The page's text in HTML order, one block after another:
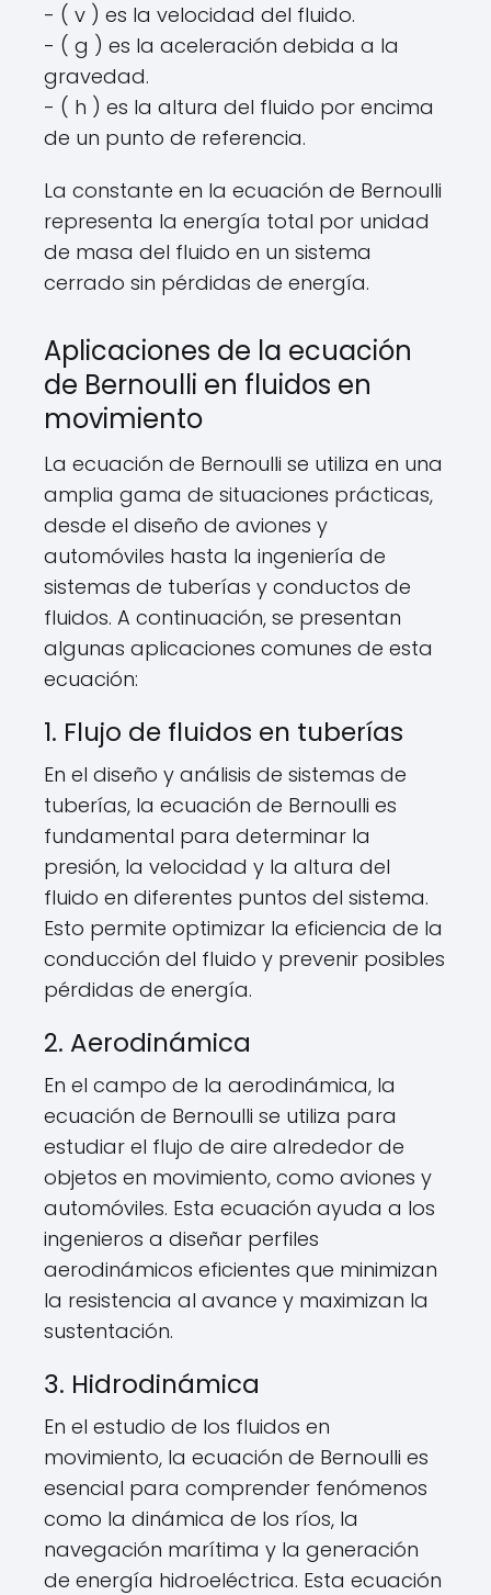
- ( v ) es la velocidad del fluido.
- ( g ) es la aceleración debida a la
gravedad.
- ( h ) es la altura del fluido por encima
de un punto de referencia.
La constante en la ecuación de Bernoulli
representa la energía total por unidad
de masa del fluido en un sistema
cerrado sin pérdidas de energía.
Aplicaciones de la ecuación
de Bernoulli en fluidos en
movimiento
La ecuación de Bernoulli se utiliza en una
amplia gama de situaciones prácticas,
desde el diseño de aviones y
automóviles hasta la ingeniería de
sistemas de tuberías y conductos de
fluidos. A continuación, se presentan
algunas aplicaciones comunes de esta
ecuación:
1. Flujo de fluidos en tuberías
En el diseño y análisis de sistemas de
tuberías, la ecuación de Bernoulli es
fundamental para determinar la
presión, la velocidad y la altura del
fluido en diferentes puntos del sistema.
Esto permite optimizar la eficiencia de la
conducción del fluido y prevenir posibles
pérdidas de energía.
2. Aerodinámica
En el campo de la aerodinámica, la
ecuación de Bernoulli se utiliza para
estudiar el flujo de aire alrededor de
objetos en movimiento, como aviones y
automóviles. Esta ecuación ayuda a los
ingenieros a diseñar perfiles
aerodinámicos eficientes que minimizan
la resistencia al avance y maximizan la
sustentación.
3. Hidrodinámica
En el estudio de los fluidos en
movimiento, la ecuación de Bernoulli es
esencial para comprender fenómenos
como la dinámica de los ríos, la
navegación marítima y la generación
de energía hidroeléctrica. Esta ecuación